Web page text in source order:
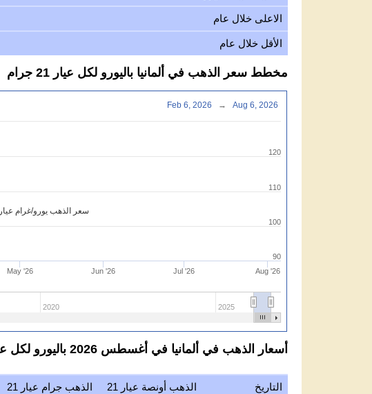
الاعلى خلال عام
الأقل خلال عام
مخطط سعر الذهب في ألمانيا باليورو لكل عيار 21 جرام
سعر الذهب يورو/غرام عيار 21
May '26 Jun '26 Jul '26 Aug '26
2020 2025
100
110
120
90
Feb 6, 2026 → Aug 6, 2026
أسعار الذهب في ألمانيا في أغسطس 2026 باليورو لكل عيار 21
التاريخ الذهب أونصة عيار 21 الذهب جرام عيار 21